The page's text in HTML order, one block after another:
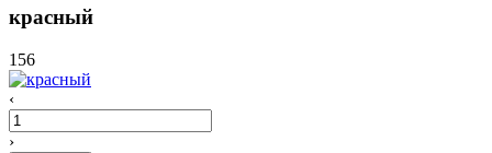
красный
156
‹
›